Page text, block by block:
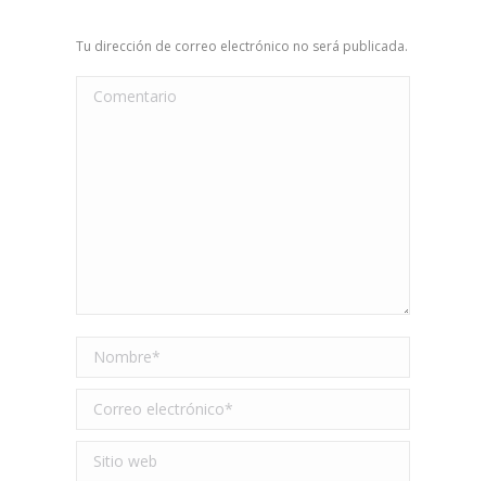
Tu dirección de correo electrónico no será publicada.
Comentario
Nombre *
Correo electrónico *
Sitio web